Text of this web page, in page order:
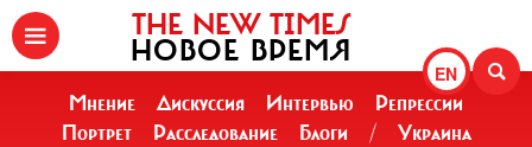
EN
THE NEW TIMES
НОВОЕ ВРЕМЯ
Мнение Дискуссия Интервью
Репрессии
Портрет
Расследование Блоги /
Украина